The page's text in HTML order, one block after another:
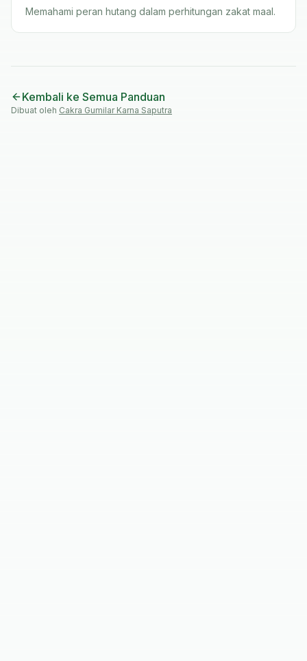
Memahami peran hutang dalam perhitungan zakat maal.
Kembali ke Semua Panduan
Dibuat oleh Cakra Gumilar Karna Saputra